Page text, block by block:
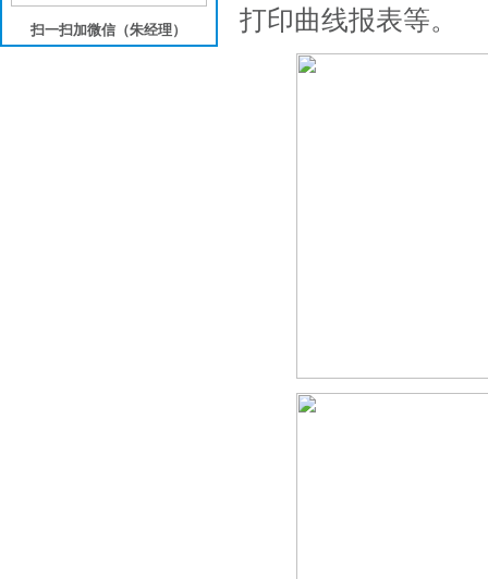
打印曲线报表等。
扫一扫加微信（朱经理）